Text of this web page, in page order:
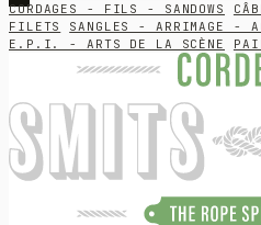
CORDAGES - FILS - SANDOWS
FILETS
SANGLES - ARRIMAGE -
E.P.I. - ARTS DE LA SCÈNE